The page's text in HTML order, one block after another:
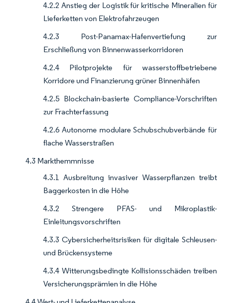
4.2.2 Anstieg der Logistik für kritische Mineralien für
Lieferketten von Elektrofahrzeugen
4.2.3 Post-Panamax-Hafenvertiefung zur
Erschließung von Binnenwasserkorridoren
4.2.4 Pilotprojekte für wasserstoffbetriebene
Korridore und Finanzierung grüner Binnenhäfen
4.2.5 Blockchain-basierte Compliance-Vorschriften
zur Frachterfassung
4.2.6 Autonome modulare Schubschubverbände für
flache Wasserstraßen
4.3 Markthemmnisse
4.3.1 Ausbreitung invasiver Wasserpflanzen treibt
Baggerkosten in die Höhe
4.3.2 Strengere PFAS- und Mikroplastik-
Einleitungsvorschriften
4.3.3 Cybersicherheitsrisiken für digitale Schleusen-
und Brückensysteme
4.3.4 Witterungsbedingte Kollisionsschäden treiben
Versicherungsprämien in die Höhe